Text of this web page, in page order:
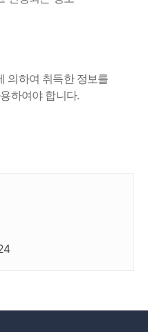
의하여 취득한 정보를
하여야 합니다.